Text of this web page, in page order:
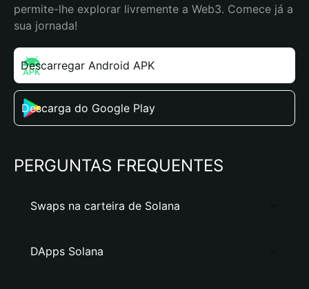
permite-lhe explorar livremente a Web3. Comece já a
sua jornada!
Descarregar Android APK
Descarga do Google Play
PERGUNTAS FREQUENTES
Swaps na carteira de Solana
DApps Solana